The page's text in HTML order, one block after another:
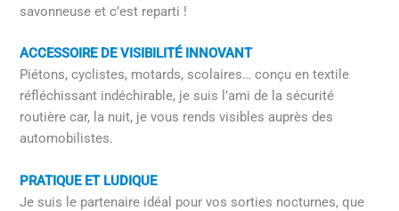
savonneuse et c’est reparti !
ACCESSOIRE DE VISIBILITÉ INNOVANT
Piétons, cyclistes, motards, scolaires… conçu en textile
réfléchissant indéchirable, je suis l’ami de la sécurité
routière car, la nuit, je vous rends visibles auprès des
automobilistes.
PRATIQUE ET LUDIQUE
Je suis le partenaire idéal pour vos sorties nocturnes, que